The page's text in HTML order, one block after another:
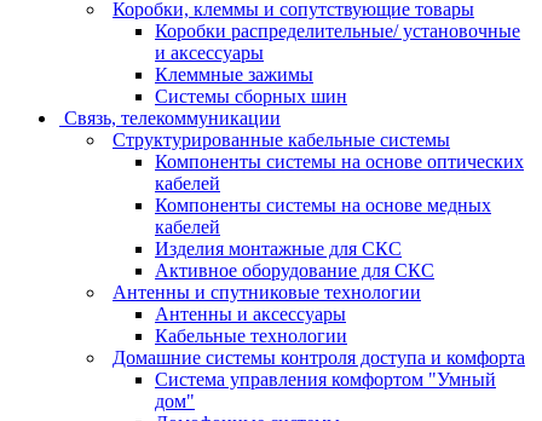
Коробки, клеммы и сопутствующие товары
Коробки распределительные/ установочные
и аксессуары
Клеммные зажимы
Системы сборных шин
Связь, телекоммуникации
Структурированные кабельные системы
Компоненты системы на основе оптических
кабелей
Компоненты системы на основе медных
кабелей
Изделия монтажные для СКС
Активное оборудование для СКС
Антенны и спутниковые технологии
Антенны и аксессуары
Кабельные технологии
Домашние системы контроля доступа и комфорта
Система управления комфортом "Умный
дом"